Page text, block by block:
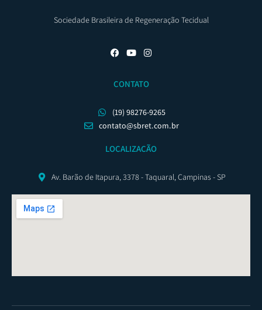
Sociedade Brasileira de Regeneração Tecidual
CONTATO
(19) 98276-9265
contato@sbret.com.br
LOCALIZAÇÃO
Av. Barão de Itapura, 3378 - Taquaral, Campinas - SP